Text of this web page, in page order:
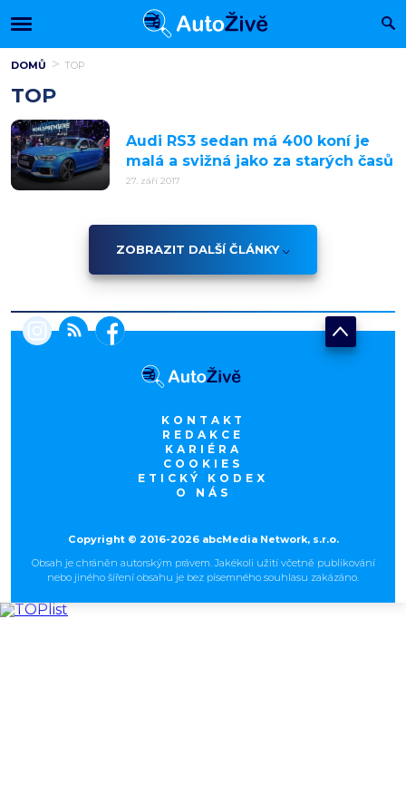
DOMŮ TOP
TOP
Audi RS3 sedan má 400 koní je
malá a svižná jako za starých časů
27. září 2017
ZOBRAZIT DALŠÍ ČLÁNKY
KONTAKT
REDAKCE
KARIÉRA
COOKIES
ETICKÝ KODEX
O NÁS
Copyright © 2016-2026 abcMedia Network, s.r.o.
Obsah je chráněn autorským právem. Jakékoli užití včetně publikování
nebo jiného šíření obsahu je bez písemného souhlasu zakázáno.